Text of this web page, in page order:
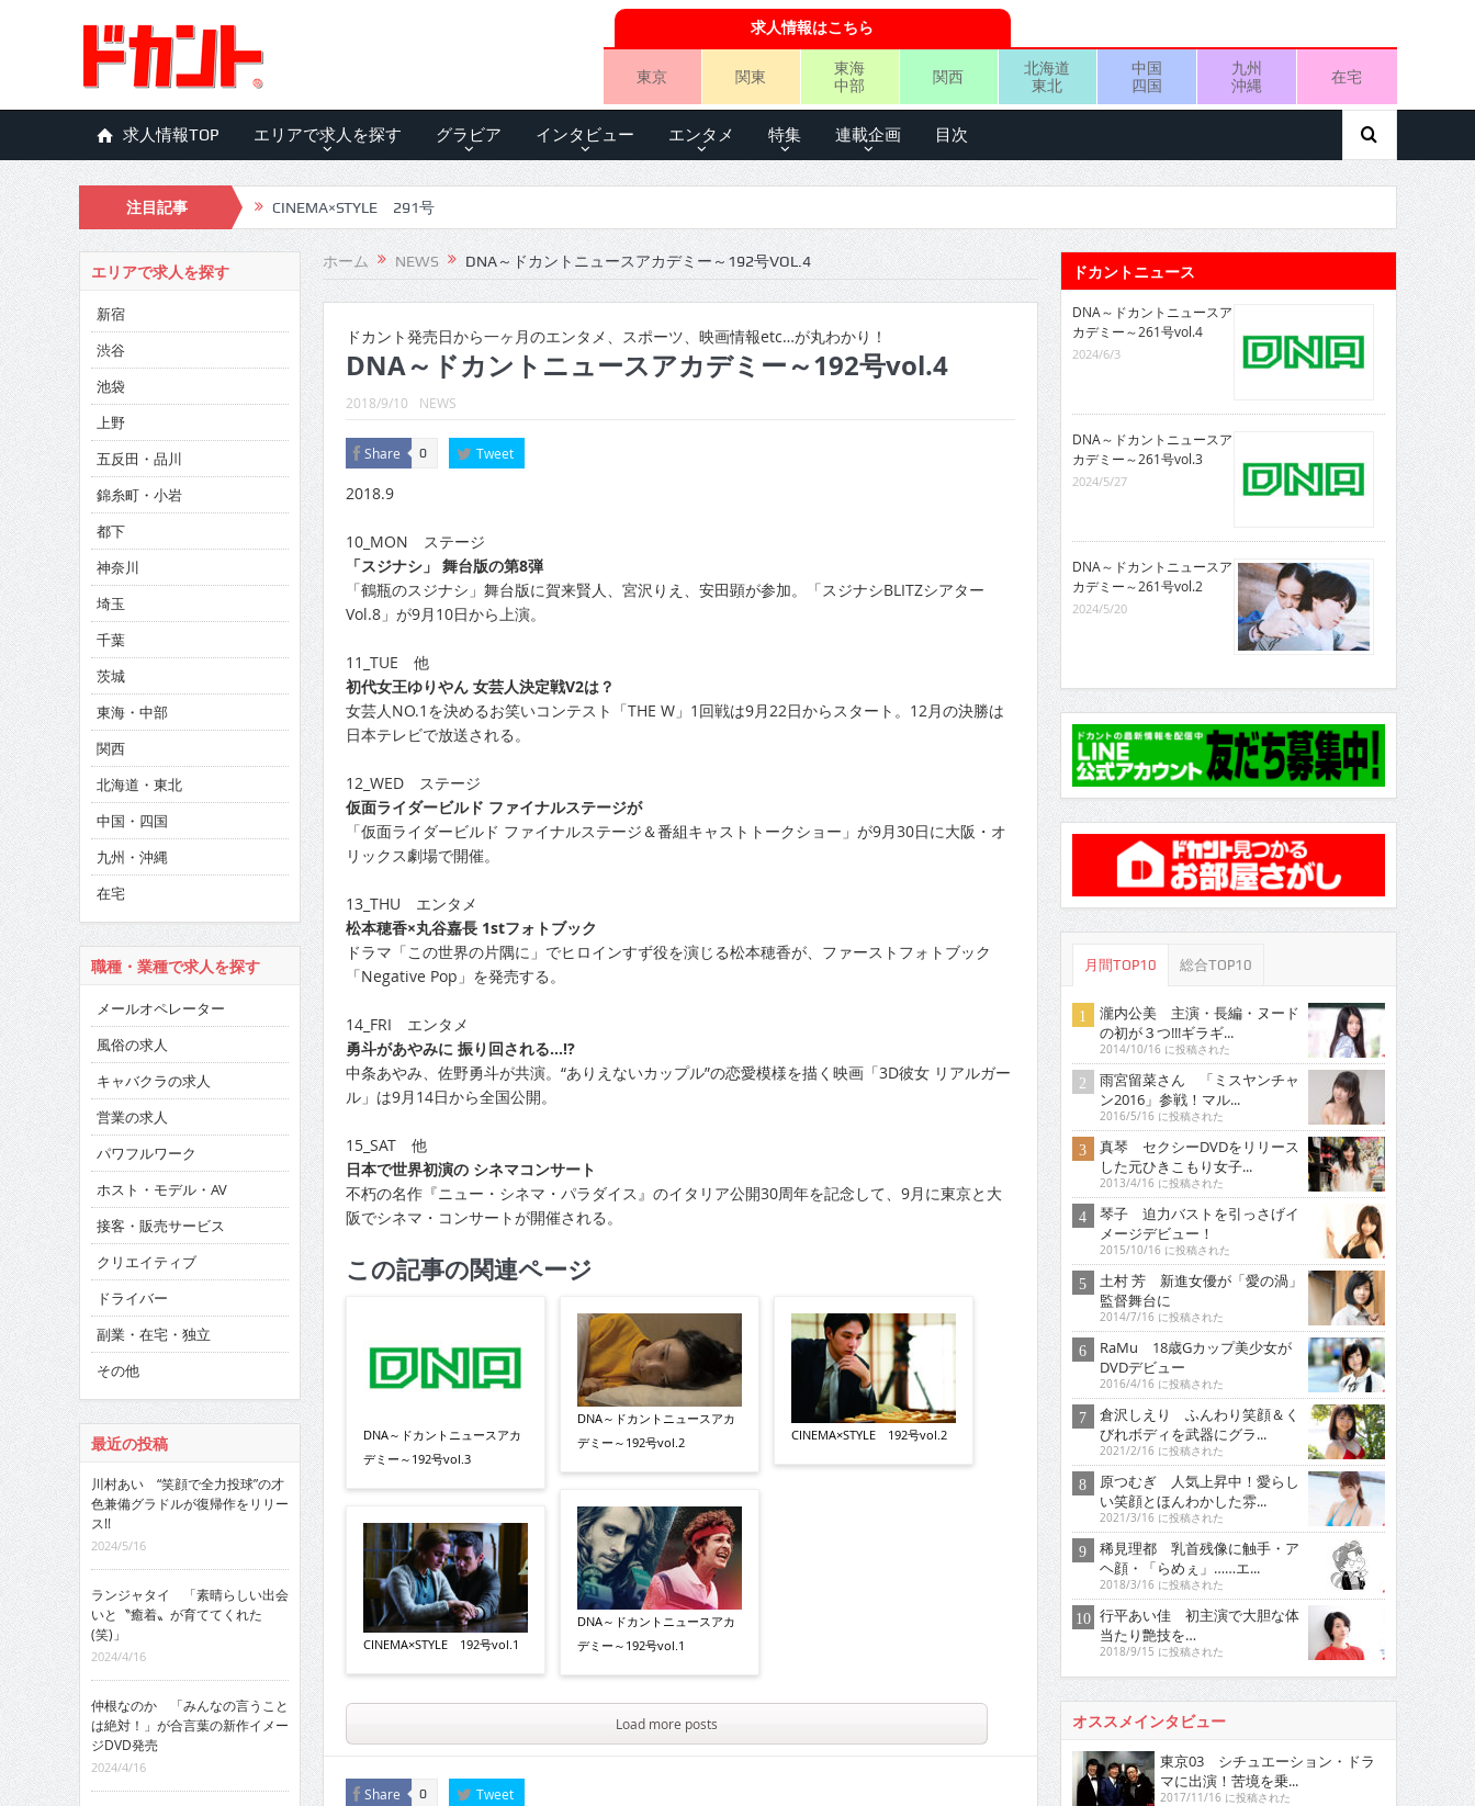
求人情報はこちら
東京 関東
東海
中部
関西
北海道
東北
中国
四国
九州
沖縄
在宅
求人情報TOP エリアで求人を探す グラビア インタビュー エンタメ 特集 連載企画 目次
注目記事 CINEMA×STYLE 291号
CINEMA×STYLE 290号
CINEMA×STYLE 289号
CINEMA×STYLE 288号
CINEMA×STYLE 287号
CINEMA×STYLE 286号
CINEMA×STYLE 285号
CINEMA×STYLE 294号
CINEMA×STYLE 293号
CINEMA×STYLE 292号
ホーム NEWS DNA～ドカントニュースアカデミー～192号VOL.4
ドカント発売日から一ヶ月のエンタメ、スポーツ、映画情報etc…が丸わかり！
DNA～ドカントニュースアカデミー～192号vol.4
2018/9/10 NEWS
Share 0 Tweet
2018.9
10_MON ステージ
「スジナシ」 舞台版の第8弾
「鶴瓶のスジナシ」舞台版に賀来賢人、宮沢りえ、安田顕が参加。「スジナシBLITZシアター
Vol.8」が9月10日から上演。
11_TUE 他
初代女王ゆりやん 女芸人決定戦V2は？
女芸人NO.1を決めるお笑いコンテスト「THE W」1回戦は9月22日からスタート。12月の決勝は
日本テレビで放送される。
12_WED ステージ
仮面ライダービルド ファイナルステージが
「仮面ライダービルド ファイナルステージ＆番組キャストトークショー」が9月30日に大阪・オ
リックス劇場で開催。
13_THU エンタメ
松本穂香×丸谷嘉長 1stフォトブック
ドラマ「この世界の片隅に」でヒロインすず役を演じる松本穂香が、ファーストフォトブック
「Negative Pop」を発売する。
14_FRI エンタメ
勇斗があやみに 振り回される…!?
中条あやみ、佐野勇斗が共演。“ありえないカップル”の恋愛模様を描く映画「3D彼女 リアルガー
ル」は9月14日から全国公開。
15_SAT 他
日本で世界初演の シネマコンサート
不朽の名作『ニュー・シネマ・パラダイス』のイタリア公開30周年を記念して、9月に東京と大
阪でシネマ・コンサートが開催される。
この記事の関連ページ
DNA～ドカントニュースアカ
デミー～192号vol.3
CINEMA×STYLE 192号vol.1
DNA～ドカントニュースアカ
デミー～192号vol.2
DNA～ドカントニュースアカ
デミー～192号vol.1
CINEMA×STYLE 192号vol.2
Load more posts
Share 0 Tweet
エリアで求人を探す
新宿
渋谷
池袋
上野
五反田・品川
錦糸町・小岩
都下
神奈川
埼玉
千葉
茨城
東海・中部
関西
北海道・東北
中国・四国
九州・沖縄
在宅
職種・業種で求人を探す
メールオペレーター
風俗の求人
キャバクラの求人
営業の求人
パワフルワーク
ホスト・モデル・AV
接客・販売サービス
クリエイティブ
ドライバー
副業・在宅・独立
その他
最近の投稿
川村あい “笑顔で全力投球”の才
色兼備グラドルが復帰作をリリー
ス!!
2024/5/16
ランジャタイ 「素晴らしい出会
いと〝癒着〟が育ててくれた
(笑)」
2024/4/16
仲根なのか 「みんなの言うこと
は絶対！」が合言葉の新作イメー
ジDVD発売
2024/4/16
ドカントニュース
DNA～ドカントニュースア
カデミー～261号vol.4
2024/6/3
DNA～ドカントニュースア
カデミー～261号vol.3
2024/5/27
DNA～ドカントニュースア
カデミー～261号vol.2
2024/5/20
月間TOP10 総合TOP10
瀧内公美 主演・長編・ヌード
の初が３つ!!!ギラギ...
2014/10/16 に投稿された
雨宮留菜さん 「ミスヤンチャ
ン2016」参戦！マル...
2016/5/16 に投稿された
真琴 セクシーDVDをリリース
した元ひきこもり女子...
2013/4/16 に投稿された
琴子 迫力バストを引っさげイ
メージデビュー！
2015/10/16 に投稿された
土村 芳 新進女優が「愛の渦」
監督舞台に
2014/7/16 に投稿された
RaMu 18歳Gカップ美少女が
DVDデビュー
2016/4/16 に投稿された
倉沢しえり ふんわり笑顔＆く
びれボディを武器にグラ...
2021/2/16 に投稿された
原つむぎ 人気上昇中！愛らし
い笑顔とほんわかした雰...
2021/3/16 に投稿された
稀見理都 乳首残像に触手・ア
ヘ顔・「らめぇ」……エ...
2018/3/16 に投稿された
行平あい佳 初主演で大胆な体
当たり艶技を…
2018/9/15 に投稿された
オススメインタビュー
東京03 シチュエーション・ドラ
マに出演！苦境を乗...
2017/11/16 に投稿された